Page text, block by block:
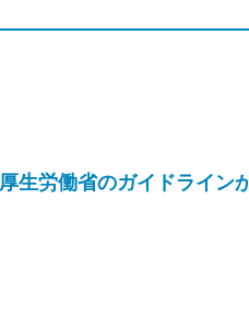
生労働省のガイドライン